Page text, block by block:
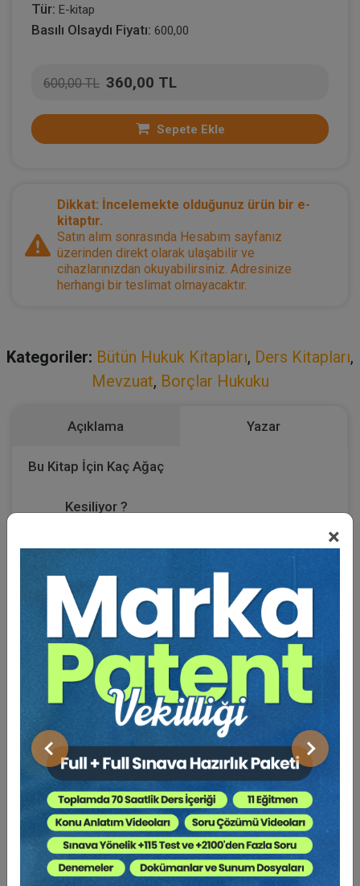
×
Önceki Sonraki
Tür: E-kitap
Basılı Olsaydı Fiyatı: 600,00
600,00 TL 360,00 TL
Sepete Ekle
Dikkat: İncelemekte olduğunuz ürün bir e-
kitaptır.
Satın alım sonrasında Hesabım sayfanız
üzerinden direkt olarak ulaşabilir ve
cihazlarınızdan okuyabilirsiniz. Adresinize
herhangi bir teslimat olmayacaktır.
Kategoriler: Bütün Hukuk Kitapları, Ders Kitapları,
Mevzuat, Borçlar Hukuku
Açıklama Yazar
Bu Kitap İçin Kaç Ağaç
Kesiliyor ?
Yeni Kanun – Eski Kanun
“Madde Karılaştırma Tablosu”
► Eski Kanun – Yeni Kanun
“Madde Karşılaştırma Tablosu”
► Eski Kanun’da Yer Alan Kavramların Yeni Kanundaki
“Kavram Karşılaştırma Tablosu”
► Yasada Süre İhtiva Eden Düzenlemelerin Toplu Halde
Yer Aldığı“Pratik Bilgiler Tablosu”
Yıllara Göre Uygulanan Oranları Gösterir
“Dönemsel Kanuni ve Temerüt Faiz Oranları Tablosu”
Madde Metinlerine İşlenmiş Halde
“Maddelerin İçeriğine İlişkin Açıklama Notları”